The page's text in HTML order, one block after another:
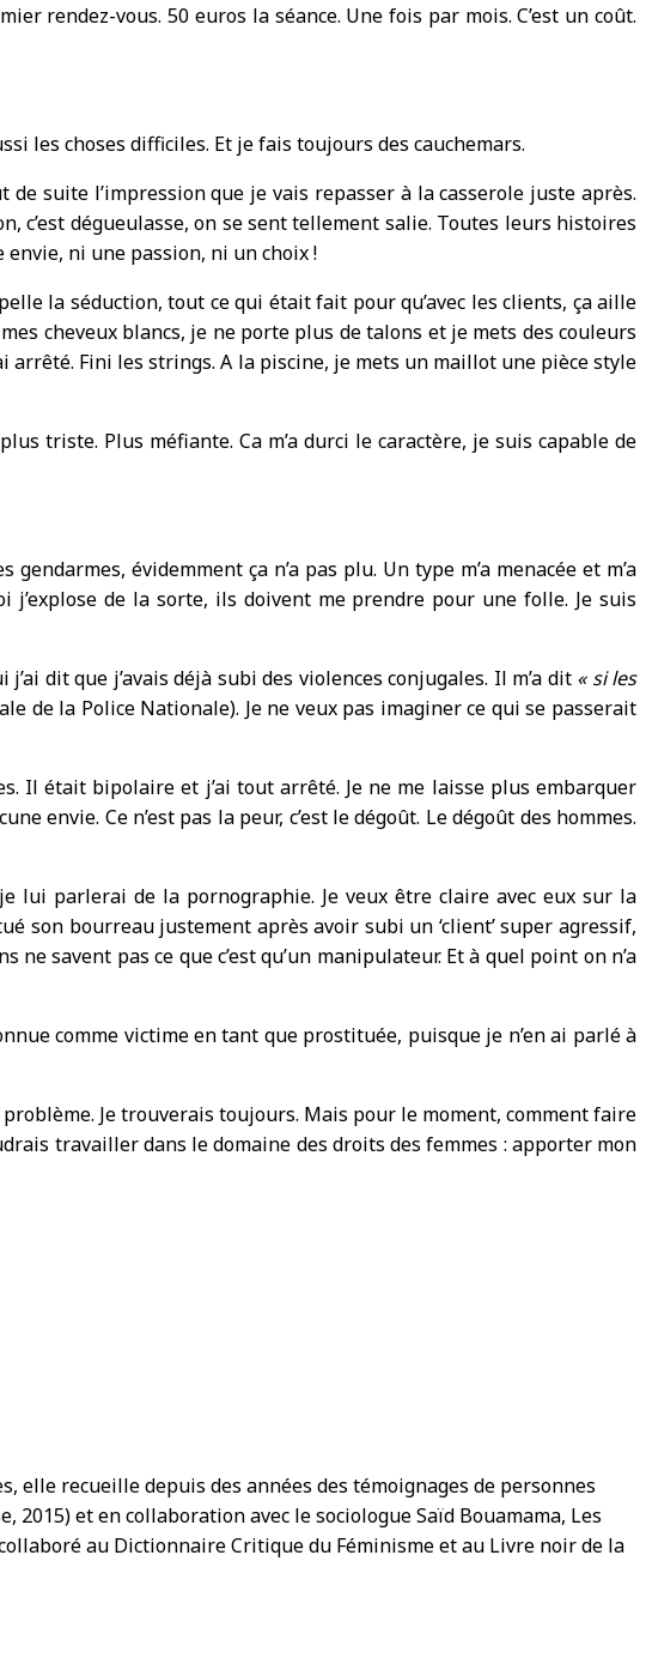
rendez-vous. 50 euros la séance. Une fois par mois. C’est un coût.
les choses difficiles. Et je fais toujours des cauchemars.
de suite l’impression que je vais repasser à la casserole juste après.
c’est dégueulasse, on se sent tellement salie. Toutes leurs histoires
ni une passion, ni un choix !
la séduction, tout ce qui était fait pour qu’avec les clients, ça aille
cheveux blancs, je ne porte plus de talons et je mets des couleurs
arrêté. Fini les strings. A la piscine, je mets un maillot une pièce style
triste. Plus méfiante. Ca m’a durci le caractère, je suis capable de
évidemment ça n’a pas plu. Un type m’a menacée et m’a
de la sorte, ils doivent me prendre pour une folle. Je suis
dit que j’avais déjà subi des violences conjugales. Il m’a dit « si les
de la Police Nationale). Je ne veux pas imaginer ce qui se passerait
Il était bipolaire et j’ai tout arrêté. Je ne me laisse plus embarquer
envie. Ce n’est pas la peur, c’est le dégoût. Le dégoût des hommes.
lui parlerai de la pornographie. Je veux être claire avec eux sur la
son bourreau justement après avoir subi un ‘client’ super agressif,
ne savent pas ce que c’est qu’un manipulateur. Et à quel point on n’a
comme victime en tant que prostituée, puisque je n’en ai parlé à
Je trouverais toujours. Mais pour le moment, comment faire
travailler dans le domaine des droits des femmes : apporter mon
elle recueille depuis des années des témoignages de personnes
et en collaboration avec le sociologue Saïd Bouamama, Les
au Dictionnaire Critique du Féminisme et au Livre noir de la